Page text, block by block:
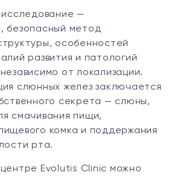
исследование —
безопасный метод
особенностей
развития и патологий
от локализации.
слюнных желез заключается
секрета — слюны,
смачивания пищи,
комка и поддержания
рта.
Evolutis Clinic можно